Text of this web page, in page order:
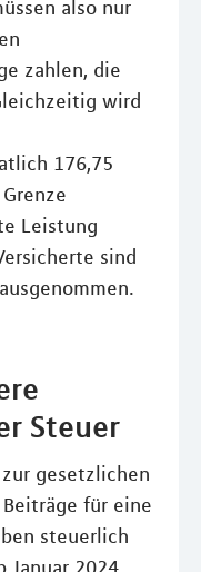
also nur
zahlen, die
wird
176,75
Leistung
sind
Steuer
gesetzlichen
für eine
steuerlich